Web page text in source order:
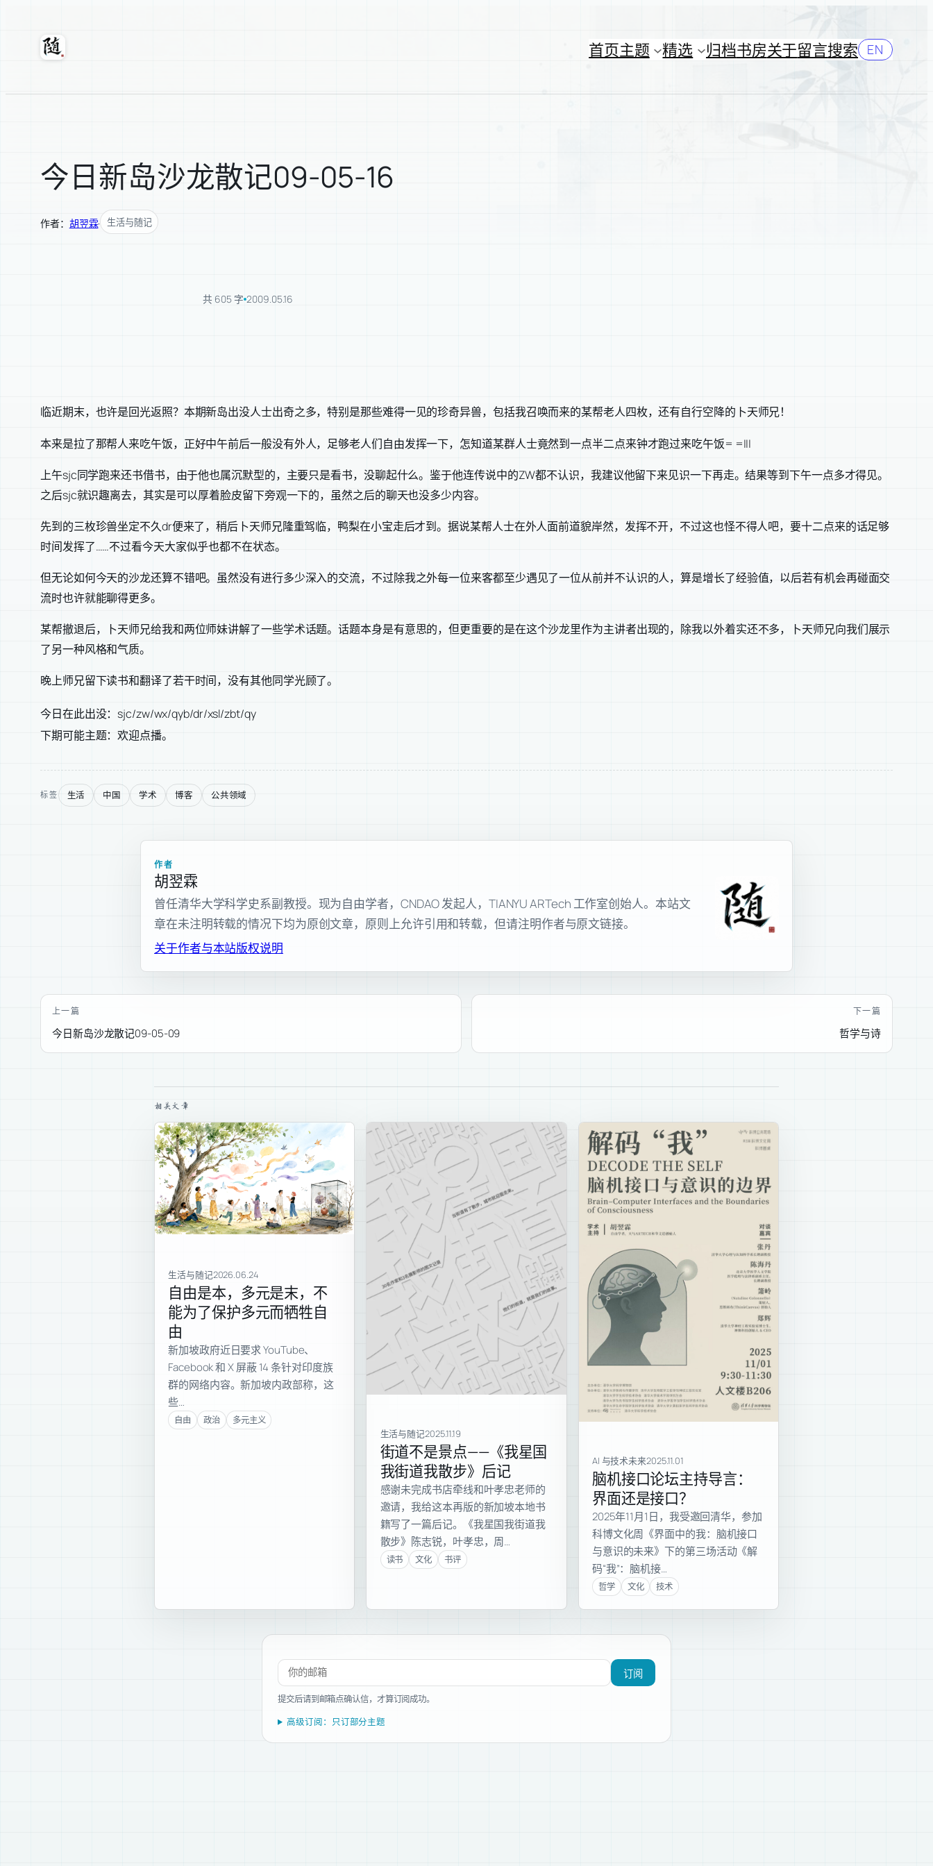
随轩 首页主题 精选 归档书房关于留言搜索 EN
今日新岛沙龙散记09-05-16
作者： 胡翌霖· 生活与随记
共 605 字 2009.05.16
临近期末，也许是回光返照？本期新岛出没人士出奇之多，特别是那些难得一见的珍奇异兽，包括我召唤而来的某帮老人四枚，还有自行空降的卜天师兄！
本来是拉了那帮人来吃午饭，正好中午前后一般没有外人，足够老人们自由发挥一下，怎知道某群人士竟然到一点半二点来钟才跑过来吃午饭= =|||
上午sjc同学跑来还书借书，由于他也属沉默型的，主要只是看书，没聊起什么。鉴于他连传说中的ZW都不认识，我建议他留下来见识一下再走。结果等到下午一点多才得见。
之后sjc就识趣离去，其实是可以厚着脸皮留下旁观一下的，虽然之后的聊天也没多少内容。
先到的三枚珍兽坐定不久dr便来了，稍后卜天师兄隆重驾临，鸭梨在小宝走后才到。据说某帮人士在外人面前道貌岸然，发挥不开，不过这也怪不得人吧，要十二点来的话足够
时间发挥了……不过看今天大家似乎也都不在状态。
但无论如何今天的沙龙还算不错吧。虽然没有进行多少深入的交流，不过除我之外每一位来客都至少遇见了一位从前并不认识的人，算是增长了经验值，以后若有机会再碰面交
流时也许就能聊得更多。
某帮撤退后，卜天师兄给我和两位师妹讲解了一些学术话题。话题本身是有意思的，但更重要的是在这个沙龙里作为主讲者出现的，除我以外着实还不多，卜天师兄向我们展示
了另一种风格和气质。
晚上师兄留下读书和翻译了若干时间，没有其他同学光顾了。
今日在此出没：sjc/zw/wx/qyb/dr/xsl/zbt/qy
下期可能主题：欢迎点播。
标签 生活 中国 学术 博客 公共领域
作者
胡翌霖
曾任清华大学科学史系副教授。现为自由学者，CNDAO 发起人，TIANYU ARTech 工作室创始人。本站文
章在未注明转载的情况下均为原创文章，原则上允许引用和转载，但请注明作者与原文链接。
关于作者与本站版权说明
上一篇
今日新岛沙龙散记09-05-09
下一篇
哲学与诗
相关文章
生活与随记2026.06.24
自由是本，多元是末，不
能为了保护多元而牺牲自
由
新加坡政府近日要求 YouTube、
Facebook 和 X 屏蔽 14 条针对印度族
群的网络内容。新加坡内政部称，这
些…
自由 政治 多元主义
生活与随记2025.11.19
街道不是景点——《我星国
我街道我散步》后记
感谢未完成书店牵线和叶孝忠老师的
邀请，我给这本再版的新加坡本地书
籍写了一篇后记。《我星国我街道我
散步》陈志锐，叶孝忠，周…
读书 文化 书评
AI 与技术未来2025.11.01
脑机接口论坛主持导言：
界面还是接口？
2025年11月1日，我受邀回清华，参加
科博文化周《界面中的我：脑机接口
与意识的未来》下的第三场活动《解
码“我”：脑机接…
哲学 文化 技术
订阅新文章
订阅
提交后请到邮箱点确认信，才算订阅成功。
高级订阅：只订部分主题